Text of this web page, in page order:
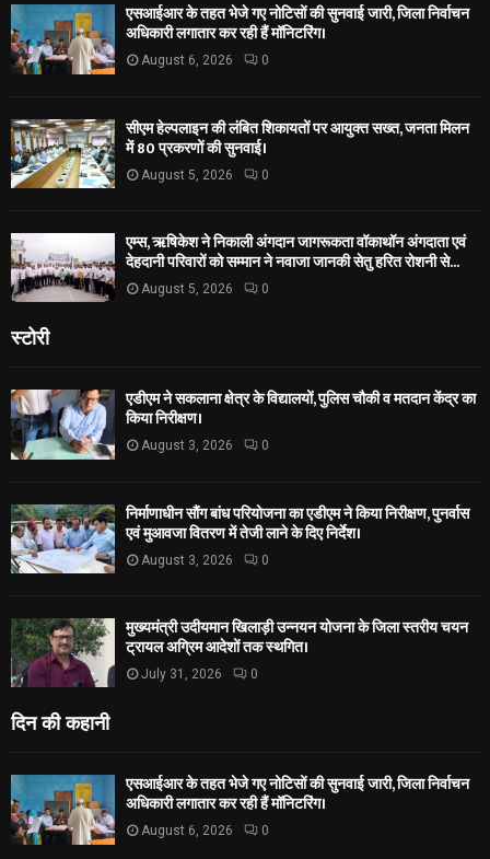
एसआईआर के तहत भेजे गए नोटिसों की सुनवाई जारी, जिला निर्वाचन
अधिकारी लगातार कर रही हैं मॉनिटरिंग।
August 6, 2026 0
सीएम हेल्पलाइन की लंबित शिकायतों पर आयुक्त सख्त, जनता मिलन
में 80 प्रकरणों की सुनवाई।
August 5, 2026 0
एम्स, ऋषिकेश ने निकाली अंगदान जागरूकता वॉकाथॉन अंगदाता एवं
देहदानी परिवारों को सम्मान ने नवाजा जानकी सेतु हरित रोशनी से...
August 5, 2026 0
स्टोरी
एडीएम ने सकलाना क्षेत्र के विद्यालयों, पुलिस चौकी व मतदान केंद्र का
किया निरीक्षण।
August 3, 2026 0
निर्माणाधीन सौंग बांध परियोजना का एडीएम ने किया निरीक्षण, पुनर्वास
एवं मुआवजा वितरण में तेजी लाने के दिए निर्देश।
August 3, 2026 0
मुख्यमंत्री उदीयमान खिलाड़ी उन्नयन योजना के जिला स्तरीय चयन
ट्रायल अग्रिम आदेशों तक स्थगित।
July 31, 2026 0
दिन की कहानी
एसआईआर के तहत भेजे गए नोटिसों की सुनवाई जारी, जिला निर्वाचन
अधिकारी लगातार कर रही हैं मॉनिटरिंग।
August 6, 2026 0